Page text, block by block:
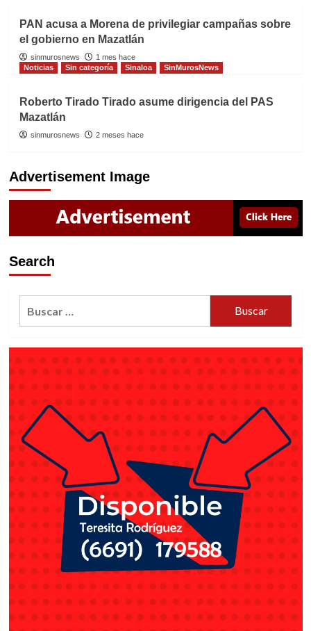
PAN acusa a Morena de privilegiar campañas sobre
el gobierno en Mazatlán
sinmurosnews
1 mes hace
Noticias
Sin categoría Sinaloa SinMurosNews
Roberto Tirado Tirado asume dirigencia del PAS
Mazatlán
sinmurosnews 2 meses hace
Advertisement Image
Search